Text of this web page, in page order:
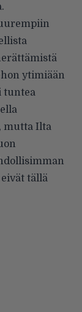
ytimiään
tuntea
mutta Ilta
tällä